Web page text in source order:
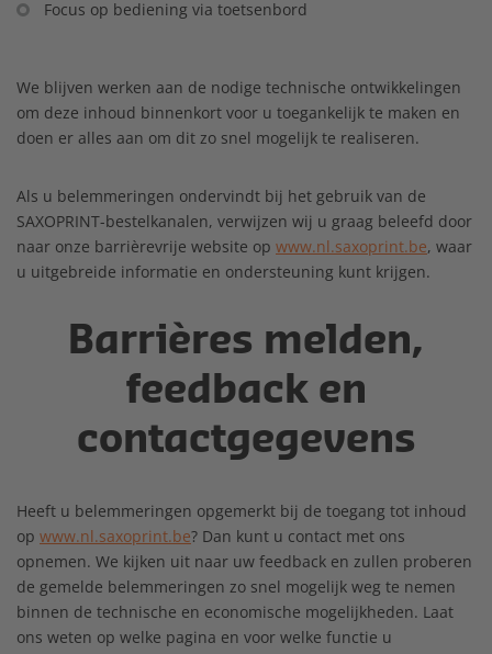
Focus op bediening via toetsenbord
We blijven werken aan de nodige technische ontwikkelingen
om deze inhoud binnenkort voor u toegankelijk te maken en
doen er alles aan om dit zo snel mogelijk te realiseren.
Als u belemmeringen ondervindt bij het gebruik van de
SAXOPRINT-bestelkanalen, verwijzen wij u graag beleefd door
naar onze barrièrevrije website op www.nl.saxoprint.be, waar
u uitgebreide informatie en ondersteuning kunt krijgen.
Barrières melden,
feedback en
contactgegevens
Heeft u belemmeringen opgemerkt bij de toegang tot inhoud
op www.nl.saxoprint.be? Dan kunt u contact met ons
opnemen. We kijken uit naar uw feedback en zullen proberen
de gemelde belemmeringen zo snel mogelijk weg te nemen
binnen de technische en economische mogelijkheden. Laat
ons weten op welke pagina en voor welke functie u